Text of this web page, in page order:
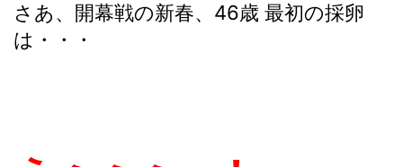
さあ、開幕戦の新春、46歳 最初の採卵
は・・・